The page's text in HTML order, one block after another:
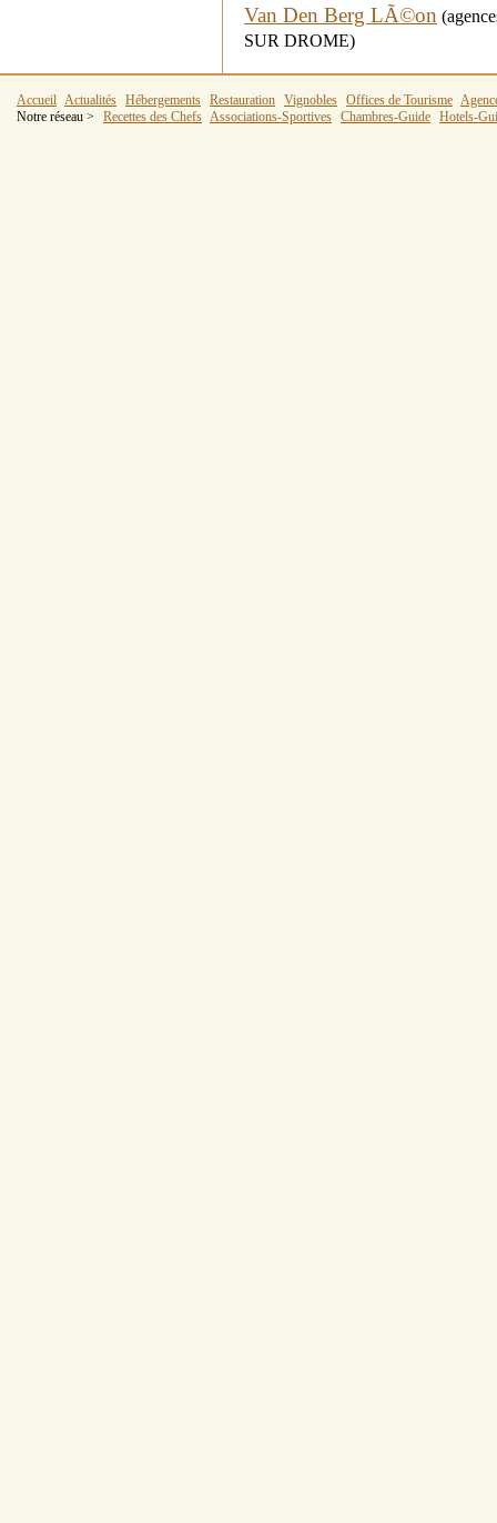
Van Den Berg LÃ©on
SUR DROME)
Accueil Actualités Hébergements Restauration Vignobles Offices de Tourisme
Notre réseau >
Recettes des Chefs Associations-Sportives Chambres-Guide Hotels-